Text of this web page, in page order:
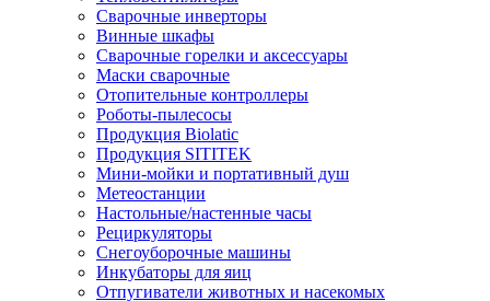
Сварочные инверторы
Винные шкафы
Сварочные горелки и аксессуары
Маски сварочные
Отопительные контроллеры
Роботы-пылесосы
Продукция Biolatic
Продукция SITITEK
Мини-мойки и портативный душ
Метеостанции
Настольные/настенные часы
Рециркуляторы
Снегоуборочные машины
Инкубаторы для яиц
Отпугиватели животных и насекомых